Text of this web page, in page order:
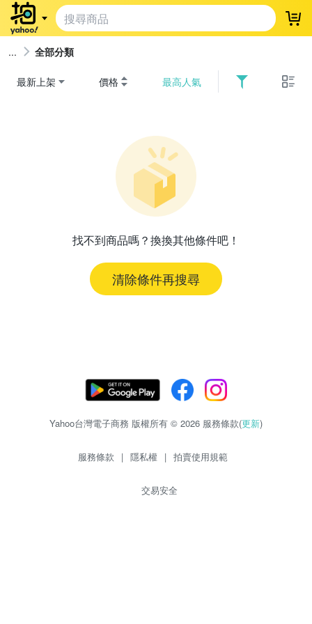
登
全部分類
最新上架 價格 最高人氣
找不到商品嗎？換換其他條件吧！
清除條件再搜尋
Yahoo台灣電子商務 版權所有 © 2026 服務條款(更新)
服務條款 | 隱私權 | 拍賣使用規範
交易安全